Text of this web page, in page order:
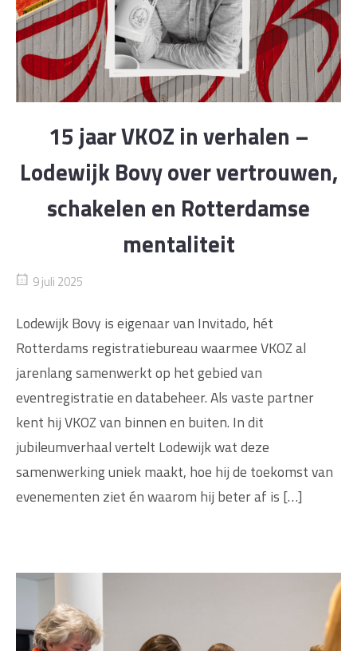
15 jaar VKOZ in verhalen –
Lodewijk Bovy over vertrouwen,
schakelen en Rotterdamse
mentaliteit
9 juli 2025
Lodewijk Bovy is eigenaar van Invitado, hét
Rotterdams registratiebureau waarmee VKOZ al
jarenlang samenwerkt op het gebied van
eventregistratie en databeheer. Als vaste partner
kent hij VKOZ van binnen en buiten. In dit
jubileumverhaal vertelt Lodewijk wat deze
samenwerking uniek maakt, hoe hij de toekomst van
evenementen ziet én waarom hij beter af is […]